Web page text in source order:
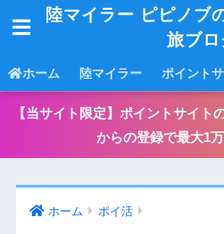
陸マイラー ピピノブ
旅ブロ
ホーム 陸マイラー ポイント
【当サイト限定】ポイントサイト
からの登録で最大1
ホーム ポイ活